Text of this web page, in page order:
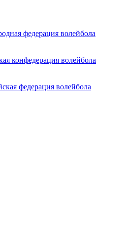
федерация волейбола
конфедерация волейбола
федерация волейбола